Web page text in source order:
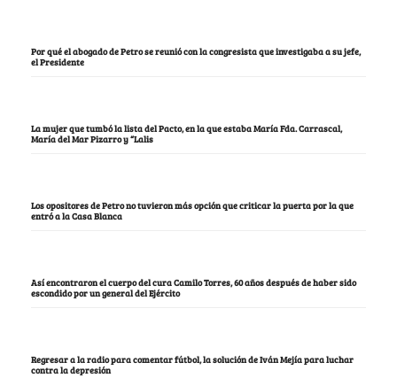
Por qué el abogado de Petro se reunió con la congresista que investigaba a su jefe,
el Presidente
La mujer que tumbó la lista del Pacto, en la que estaba María Fda. Carrascal,
María del Mar Pizarro y “Lalis
Los opositores de Petro no tuvieron más opción que criticar la puerta por la que
entró a la Casa Blanca
Así encontraron el cuerpo del cura Camilo Torres, 60 años después de haber sido
escondido por un general del Ejército
Regresar a la radio para comentar fútbol, la solución de Iván Mejía para luchar
contra la depresión